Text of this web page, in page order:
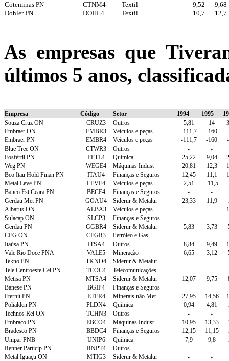
Coteminas PN
CTNM4 Textil 9,52
9,68
Dohler PN
DOHL4 Textil 10,7 12,7
As empresas que
últimos 5 anos,
Empresa Código Setor 1994 1995
Souza Cruz ON
CRUZ3 Outros 5,81 14
Embraer ON
EMBR3 Veículos e peças -111,7 -160
Embraer PN
EMBR4 Veículos e peças -111,7 -160
Blue Tree ON
CTWR3 Outros -
-
Fosfértil PN
FFTL4 Química 25,22 9,04
Weg PN
WEGE4 Máquinas Indust 20,81 12,3
Bco Itau Hold Finan PN
ITAU4 Finanças e Seguros 12,45 11,1
Metal Leve PN
LEVE4 Veículos e peças 2,51 -11,5
Banco Est Ceara PN
BECE4 Finanças e Seguros -
-
Gerdau Met PN
GOAU4 Siderur & Metalur 23,33 11,9
Albarus ON
ALBA3 Veículos e peças - -
Sulacap ON
SLCP3 Finanças e Seguros -
-
Gerdau PN
GGBR4 Siderur & Metalur 5,83 3,73
CEG ON
CEGR3 Petróleo e Gas -
-
Itaúsa PN
ITSA4 Outros 8,84 9,49
Vale Rio Doce PNA
VALE5 Mineração 6,65 3,12
Tekno PN
TKNO4 Siderur & Metalur -
-
Tele Centroeste Cel PN
TCOC4 Telecomunicações -
-
Metisa PN
MTSA4 Siderur & Metalur 12,07 9,75
Banese PN
BGIP4 Finanças e Seguros -
-
Eternit PN
ETER4 Minerais não Met 27,95 14,56
Polialden PN
PLDN4 Química 0,94 4,81
Technos Rel ON
TCHN3 Outros -
-
Embraco PN
EBCO4 Máquinas Indust 10,95 13,33
Bradesco PN
BBDC4 Finanças e Seguros 12,15 11,15
Unipar PNB
UNIP6 Química 7,9 9,8
Renner Particip PN
RNPT4 Outros -
-
Metal Iguaçu ON
MTIG3 Siderur & Metalur -
-